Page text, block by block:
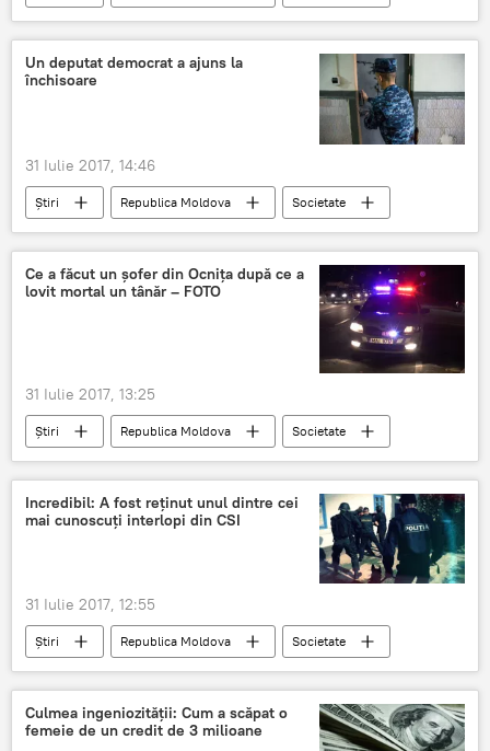
Italia Vitalie Lisnic
Ricky Ardezianu
trafic
act sexual
prostitutie
Un deputat democrat a ajuns la
închisoare
31 Iulie 2017, 14:46
Știri Republica Moldova
Societate
Moldova
penitenciar
Constantin Țuțu
închisoarea Goian
Ce a făcut un șofer din Ocnița după ce a
lovit mortal un tânăr – FOTO
31 Iulie 2017, 13:25
Știri Republica Moldova
Societate
Soroca
Ocnița
Inspectoratul Național de Patrulare
accident
omor
mortal
locul faptei
Incredibil: A fost reținut unul dintre cei
mai cunoscuți interlopi din CSI
31 Iulie 2017, 12:55
Știri Republica Moldova
Societate
Ucraina
Rusia
CSI
Politia Capitalei
reținut
interlop
safeu
incredibil
Culmea ingeniozității: Cum a scăpat o
femeie de un credit de 3 milioane